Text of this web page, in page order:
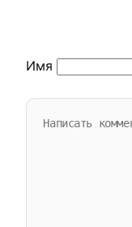
Имя